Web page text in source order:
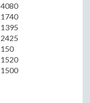
4080
1740
1395
2425
150
1520
1500